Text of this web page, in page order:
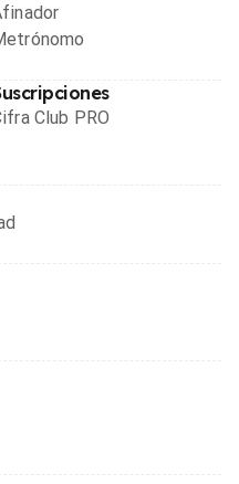
Club PRO